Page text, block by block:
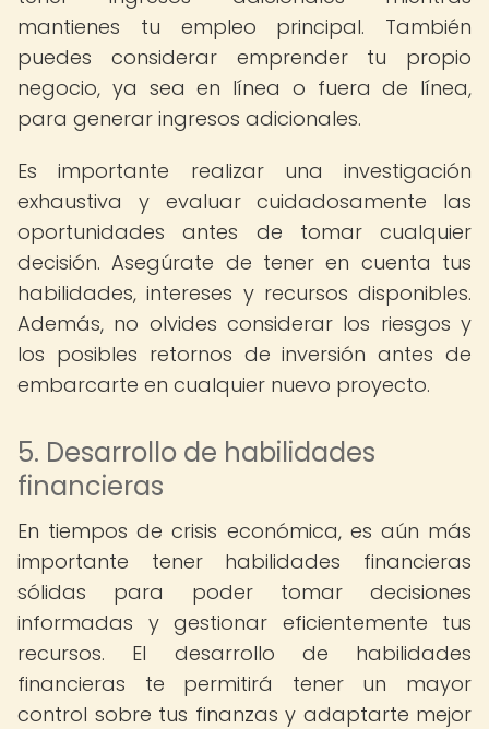
mantienes tu empleo principal. También
puedes considerar emprender tu propio
negocio, ya sea en línea o fuera de línea,
para generar ingresos adicionales.
Es importante realizar una investigación
exhaustiva y evaluar cuidadosamente las
oportunidades antes de tomar cualquier
decisión. Asegúrate de tener en cuenta tus
habilidades, intereses y recursos disponibles.
Además, no olvides considerar los riesgos y
los posibles retornos de inversión antes de
embarcarte en cualquier nuevo proyecto.
5. Desarrollo de habilidades
financieras
En tiempos de crisis económica, es aún más
importante tener habilidades financieras
sólidas para poder tomar decisiones
informadas y gestionar eficientemente tus
recursos. El desarrollo de habilidades
financieras te permitirá tener un mayor
control sobre tus finanzas y adaptarte mejor